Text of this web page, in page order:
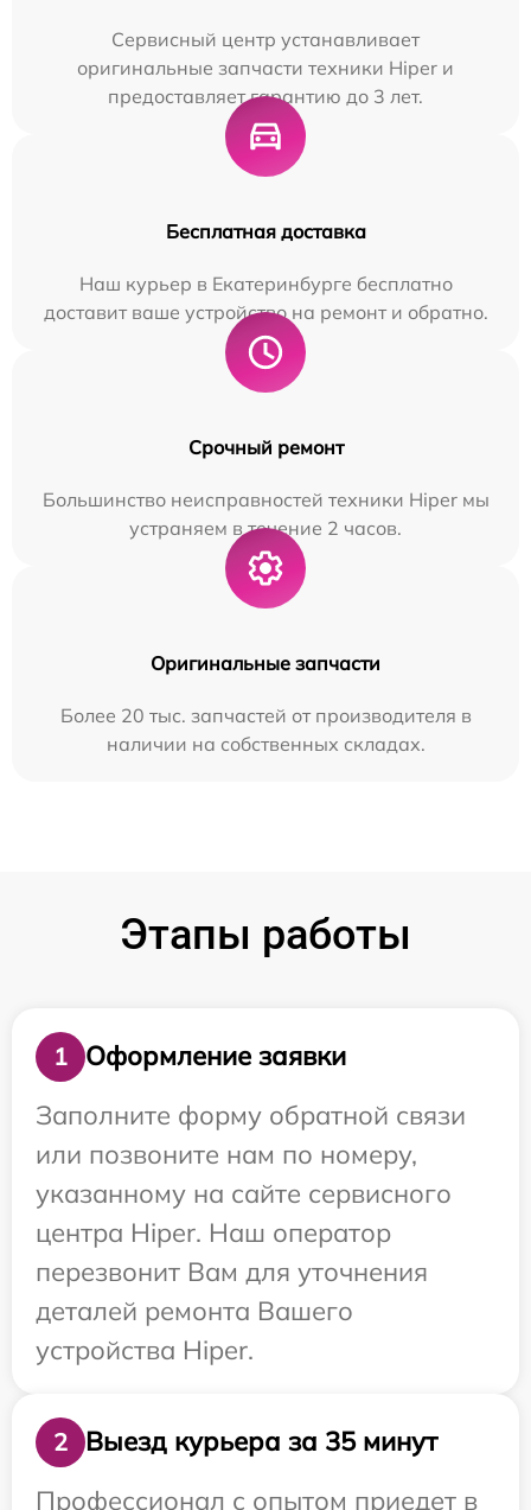
Сервисный центр устанавливает
оригинальные запчасти техники Hiper и
предоставляет гарантию до 3 лет.
Бесплатная доставка
Наш курьер в Екатеринбурге бесплатно
доставит ваше устройство на ремонт и обратно.
Срочный ремонт
Большинство неисправностей техники Hiper мы
устраняем в течение 2 часов.
Оригинальные запчасти
Более 20 тыс. запчастей от производителя в
наличии на собственных складах.
Этапы работы
1
Оформление заявки
Заполните форму обратной связи
или позвоните нам по номеру,
указанному на сайте сервисного
центра Hiper. Наш оператор
перезвонит Вам для уточнения
деталей ремонта Вашего
устройства Hiper.
2
Выезд курьера за 35 минут
Профессионал с опытом приедет в